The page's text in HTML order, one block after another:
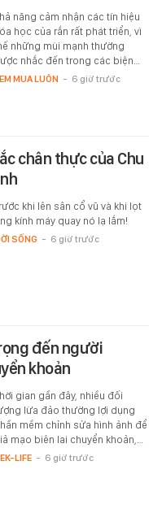
năng cảm nhận các tín hiệu
học của rắn rất phát triển, vì
những mùi mạnh thường
nhắc đến trong các biện…
MUA LUÔN - 6 giờ trước
chân thực của Chu
khi lên sân cổ vũ và khi lọt
kính máy quay nó lạ lắm!
SỐNG - 6 giờ trước
đến người
khoản
gian gần đây, nhiều đối
lừa đảo thường lợi dụng
mềm chỉnh sửa hình ảnh để
mạo biên lai chuyển khoản,…
LIFE - 6 giờ trước